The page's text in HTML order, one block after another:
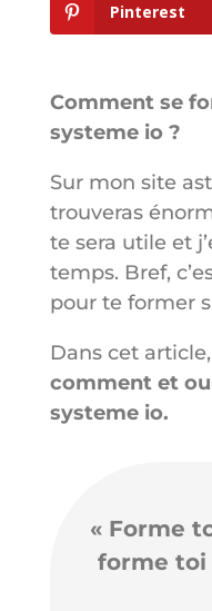
Pinterest
Comment se
systeme io ?
Sur mon site
trouveras
te sera utile et
temps. Bref,
pour te former
Dans cet
comment et
systeme io.
« Forme
forme toi